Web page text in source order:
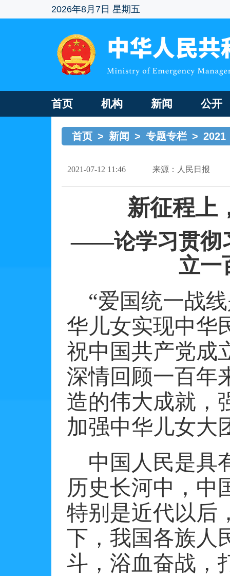
2026年8月7日 星期五
首页 机构 新闻 公开
首页 > 新闻 > 专题专栏 > 2021
2021-07-12 11:46 来源：人民日报
新征程上
——论学习贯彻
立一
“爱国统一战
华儿女实现中华
祝中国共产党成
深情回顾一百年
造的伟大成就，
加强中华儿女大
中国人民是具
历史长河中，中
特别是近代以后
下，我国各族人
斗，浴血奋战，